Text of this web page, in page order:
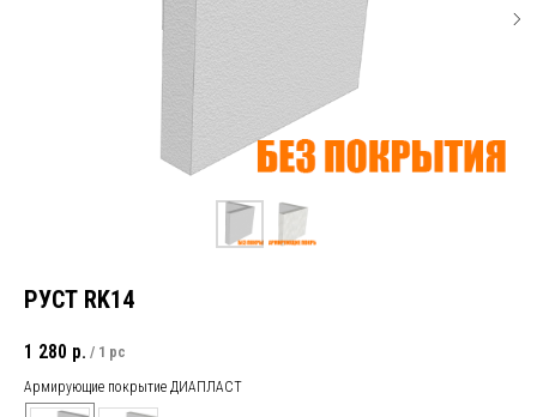
РУСТ RK14
1 280 р. / 1 pc
Армирующие покрытие ДИАПЛАСТ